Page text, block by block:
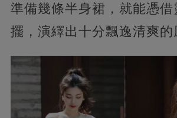
準備幾條半身裙，就能憑借
擺，演繹出十分飄逸清爽的